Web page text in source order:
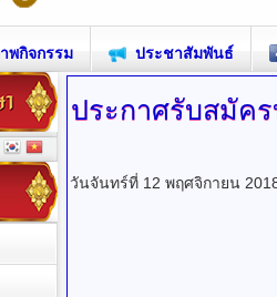
พกิจกรรม ประชาสัมพันธ์
ประกาศรับสมัค
วันจันทร์ที่ 12 พฤศจิกายน